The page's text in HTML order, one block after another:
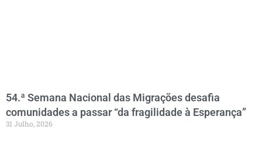
54.ª Semana Nacional das Migrações desafia
comunidades a passar “da fragilidade à Esperança”
31 Julho, 2026